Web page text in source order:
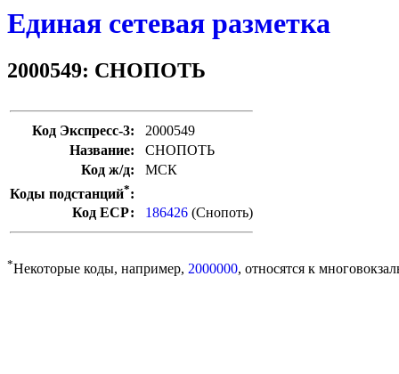
Единая сетевая разметка
2000549: СНОПОТЬ
Код Экспресс-3:
2000549
Название:
СНОПОТЬ
Код ж/д:
МСК
Коды подстанций*:
Код ЕСР:
186426 (Снопоть)
*Некоторые коды, например, 2000000, относятся к